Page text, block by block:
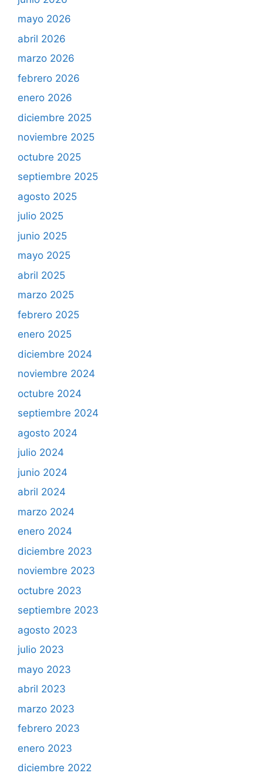
mayo 2026
abril 2026
marzo 2026
febrero 2026
enero 2026
diciembre 2025
noviembre 2025
octubre 2025
septiembre 2025
agosto 2025
julio 2025
junio 2025
mayo 2025
abril 2025
marzo 2025
febrero 2025
enero 2025
diciembre 2024
noviembre 2024
octubre 2024
septiembre 2024
agosto 2024
julio 2024
junio 2024
abril 2024
marzo 2024
enero 2024
diciembre 2023
noviembre 2023
octubre 2023
septiembre 2023
agosto 2023
julio 2023
mayo 2023
abril 2023
marzo 2023
febrero 2023
enero 2023
diciembre 2022